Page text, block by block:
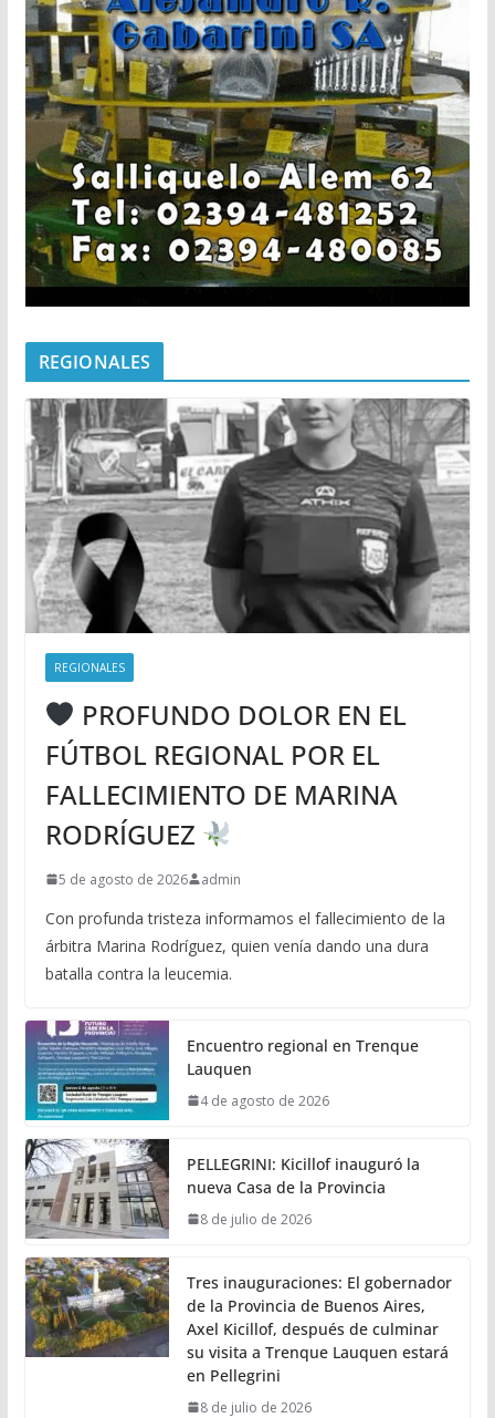
REGIONALES
REGIONALES
PROFUNDO DOLOR EN EL
FÚTBOL REGIONAL POR EL
FALLECIMIENTO DE MARINA
RODRÍGUEZ
5 de agosto de 2026 admin
Con profunda tristeza informamos el fallecimiento de la
árbitra Marina Rodríguez, quien venía dando una dura
batalla contra la leucemia.
Encuentro regional en Trenque
Lauquen
4 de agosto de 2026
PELLEGRINI: Kicillof inauguró la
nueva Casa de la Provincia
8 de julio de 2026
Tres inauguraciones: El gobernador
de la Provincia de Buenos Aires,
Axel Kicillof, después de culminar
su visita a Trenque Lauquen estará
en Pellegrini
8 de julio de 2026